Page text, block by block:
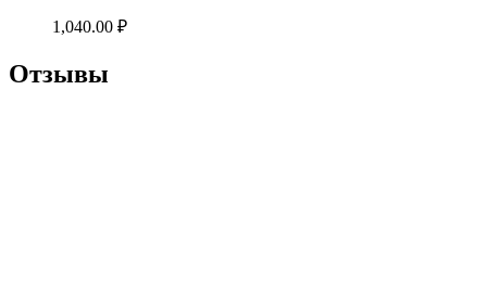
1,040.00 ₽
Отзывы